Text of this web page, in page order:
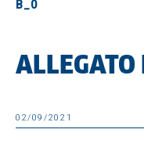
B_0
ALLEGATO
02/09/2021